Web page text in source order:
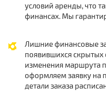
условий аренды, что
финансах. Мы
Лишние финансовые
появившихся скрытых
изменения маршрута
оформляем заявку на
детали заказа